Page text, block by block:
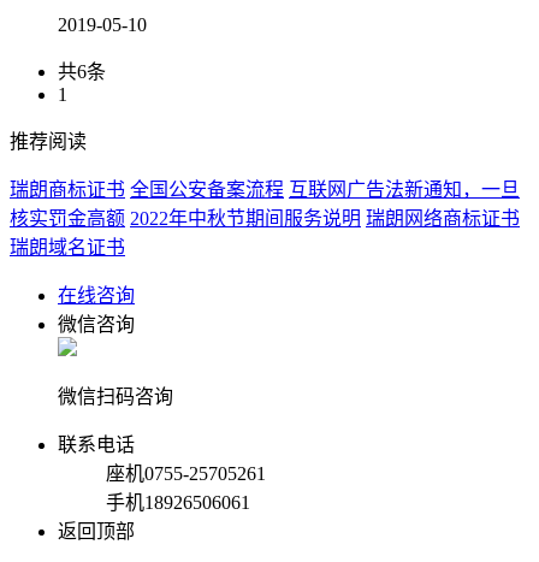
2019-05-10
共6条
1
推荐阅读
瑞朗商标证书 全国公安备案流程 互联网广告法新通知，一旦
核实罚金高额 2022年中秋节期间服务说明 瑞朗网络商标证书
瑞朗域名证书
在线咨询
微信咨询
微信扫码咨询
联系电话
座机0755-25705261
手机18926506061
返回顶部